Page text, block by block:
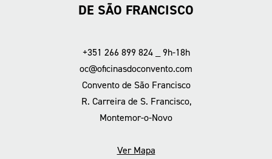
DE SÃO FRANCISCO
+351 266 899 824 _ 9h-18h
oc@oficinasdoconvento.com
Convento de São Francisco
R. Carreira de S. Francisco,
Montemor-o-Novo
Ver Mapa